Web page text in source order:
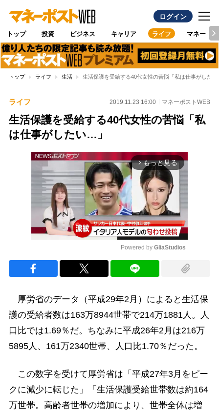
ログイン
トップ 投資 ビジネス キャリア ライフ マネー
トップ ライフ 生活 生活保護を受給する40代女性の苦悩「私は仕事がした
ライフ 2019.11.23 16:00 マネーポストWEB
生活保護を受給する40代女性の苦悩「私
は仕事がしたい…」
arrow_forward_ios もっと見る
Powered by GliaStudios
厚労省のデータ（平成29年2月）によると生活保
護の受給者数は163万8944世帯で214万1881人。人
口比では1.69％だ。ちなみに平成26年2月は216万
5895人、161万2340世帯、人口比1.70％だった。
この数字を受けて厚労省は「平成27年3月をピー
クに減少に転じた」「生活保護受給世帯数は約164
万世帯。高齢者世帯の増加により、世帯全体は増